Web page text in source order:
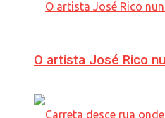
O artista José Rico